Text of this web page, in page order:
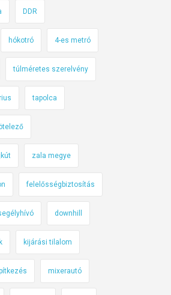
DDR
hókotró 4-es metró
túlméretes szerelvény
tapolca
zala megye
felelősségbiztosítás
downhill
kijárási tilalom
mixerautó